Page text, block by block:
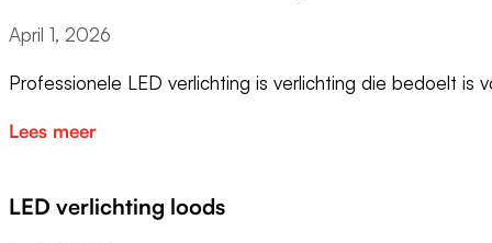
April 1, 2026
Professionele LED verlichting is verlichting die bedoelt is
Lees meer
LED verlichting loods